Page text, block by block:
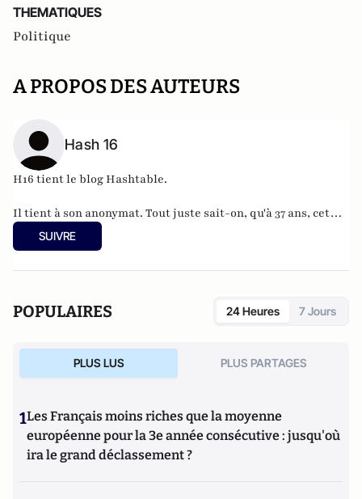
THEMATIQUES
Politique
A PROPOS DES AUTEURS
Hash 16
H16 tient le blogHashtable.
Il tient à son anonymat. Tout juste sait-on, qu'à 37 ans, cet
informaticien à l'humour acerbe habite en Belgique et
travaille pour"une grosse boutique qui produit, gère et
SUIVRE
POPULAIRES 24 Heures 7 Jours
PLUS LUS PLUS PARTAGES
1Les Français moins riches que la moyenne
européenne pour la 3e année consécutive : jusqu'où
ira le grand déclassement ?